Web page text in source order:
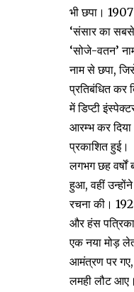
भी छपा। 1907
‘संसार का
‘सोजे-वतन’
नाम से छपा,
प्रतिबंधित कर
में डिप्टी
आरम्भ कर
प्रकाशित हुई।
लगभग छह वर्षों
हुआ, वहीं
रचना की।
और हंस
एक नया मोड़
आमंत्रण पर गए,
लमही लौट